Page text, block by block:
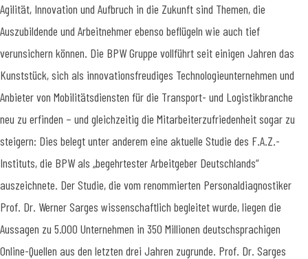
Agilität, Innovation und Aufbruch in die Zukunft sind Themen, die
Auszubildende und Arbeitnehmer ebenso beflügeln wie auch tief
verunsichern können. Die BPW Gruppe vollführt seit einigen Jahren das
Kunststück, sich als innovationsfreudiges Technologieunternehmen und
Anbieter von Mobilitätsdiensten für die Transport- und Logistikbranche
neu zu erfinden – und gleichzeitig die Mitarbeiterzufriedenheit sogar zu
steigern: Dies belegt unter anderem eine aktuelle Studie des F.A.Z.-
Instituts, die BPW als „begehrtester Arbeitgeber Deutschlands“
auszeichnete. Der Studie, die vom renommierten Personaldiagnostiker
Prof. Dr. Werner Sarges wissenschaftlich begleitet wurde, liegen die
Aussagen zu 5.000 Unternehmen in 350 Millionen deutschsprachigen
Online-Quellen aus den letzten drei Jahren zugrunde. Prof. Dr. Sarges